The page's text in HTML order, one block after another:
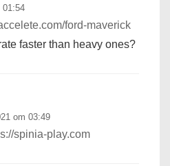
01:54
ford-maverick
faster than heavy ones?
om 03:49
spinia-play.com